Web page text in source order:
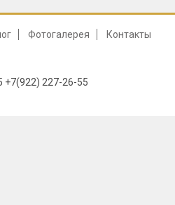
Фотогалерея Контакты
+7(922) 227-26-55